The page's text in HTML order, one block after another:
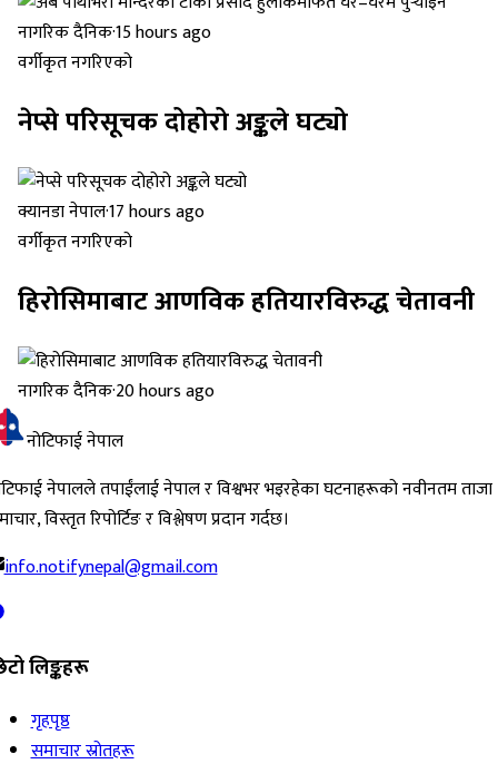
नागरिक दैनिक·15 hours ago
वर्गीकृत नगरिएको
नेप्से परिसूचक दोहोरो अङ्कले घट्यो
क्यानडा नेपाल·17 hours ago
वर्गीकृत नगरिएको
हिरोसिमाबाट आणविक हतियारविरुद्ध चेतावनी
नागरिक दैनिक·20 hours ago
नोटिफाई नेपाल
नेपालले तपाईंलाई नेपाल र विश्वभर भइरहेका घटनाहरूको नवीनतम ताजा
विस्तृत रिपोर्टिङ र विश्लेषण प्रदान गर्दछ।
info.notifynepal@gmail.com
लिङ्कहरू
गृहपृष्ठ
समाचार स्रोतहरू